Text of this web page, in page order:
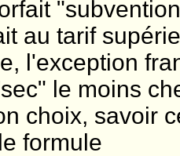
au tarif
l'exception
le moins
choix, savoir
formule